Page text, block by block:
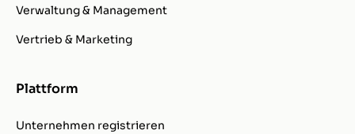
Verwaltung & Management
Vertrieb & Marketing
Plattform
Unternehmen registrieren